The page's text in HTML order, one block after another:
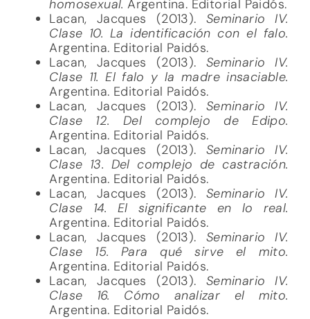
homosexual.Argentina. Editorial Paidós.
Lacan, Jacques (2013). Seminario IV.
Clase 10. La identificación con el falo.
Argentina. Editorial Paidós.
Lacan, Jacques (2013). Seminario IV.
Clase 11. El falo y la madre insaciable.
Argentina. Editorial Paidós.
Lacan, Jacques (2013). Seminario IV.
Clase 12. Del complejo de Edipo.
Argentina. Editorial Paidós.
Lacan, Jacques (2013). Seminario IV.
Clase 13. Del complejo de castración.
Argentina. Editorial Paidós.
Lacan, Jacques (2013). Seminario IV.
Clase 14. El significante en lo real.
Argentina. Editorial Paidós.
Lacan, Jacques (2013). Seminario IV.
Clase 15. Para qué sirve el mito.
Argentina. Editorial Paidós.
Lacan, Jacques (2013). Seminario IV.
Clase 16. Cómo analizar el mito.
Argentina. Editorial Paidós.